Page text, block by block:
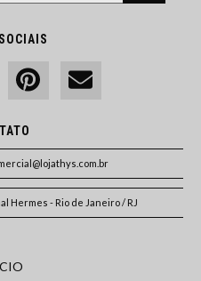
Hermes - Rio de Janeiro / RJ